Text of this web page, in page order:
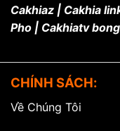
Cakhiaz | Cakhia
Pho | Cakhiatv
CHÍNH SÁCH:
Về Chúng Tôi